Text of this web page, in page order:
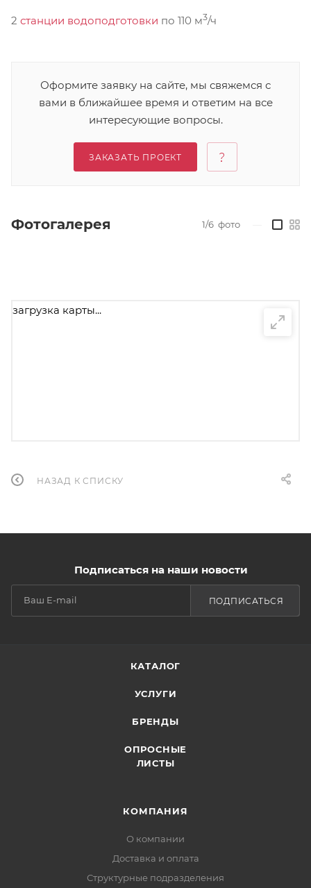
2 станции водоподготовки по 110 м3/ч
Оформите заявку на сайте, мы свяжемся с
вами в ближайшее время и ответим на все
интересующие вопросы.
ЗАКАЗАТЬ ПРОЕКТ
Фотогалерея 1/6 фото
загрузка карты...
НАЗАД К СПИСКУ
Подписаться на наши новости
ПОДПИСАТЬСЯ
КАТАЛОГ
УСЛУГИ
БРЕНДЫ
ОПРОСНЫЕ
ЛИСТЫ
КОМПАНИЯ
О компании
Доставка и оплата
Структурные подразделения